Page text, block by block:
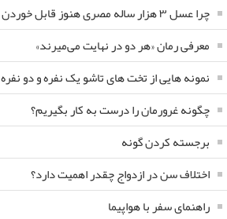
چرا عسل ۳ هزار ساله‌ مصری هنوز قابل خوردن است؟
معرفی رمان «هر دو در نهایت می‌میرند»
نمونه هایی از تخت های تاشو یک نفره و دو نفره
چگونه غرورمان را درست به کار بگیریم؟
برجسته کردن گونه
اختلاف سن در ازدواج چقدر اهمیت دارد؟
راهنمای سفر با هواپیما